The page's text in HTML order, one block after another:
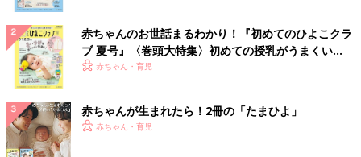
赤ちゃんのお世話まるわかり！『初めてのひよこクラ
ブ 夏号』〈巻頭大特集〉初めての授乳がうまくい
く！ おっぱい・ミルクの基本と夏のトラブル 解決テ
赤ちゃん・育児
赤ちゃんが生まれたら！2冊の「たまひよ」
赤ちゃん・育児